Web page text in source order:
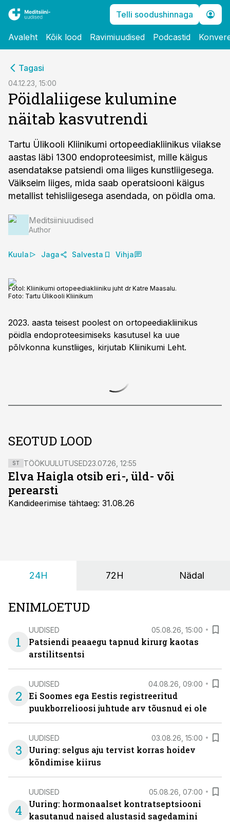
Telli soodushinnaga
Avaleht Kõik lood Ravimiuudised Podcastid
Tagasi
04.12.23, 15:00
Pöidlaliigese kulumine
näitab kasvutrendi
Tartu Ülikooli Kliinikumi ortopeediakliinikus viiakse
aastas läbi 1300 endoproteesimist, mille käigus
asendatakse patsiendi oma liiges kunstliigesega.
Väikseim liiges, mida saab operatsiooni käigus
metallist tehisliigesega asendada, on pöidla oma.
Meditsiiniuudised
Author
Kuula Jaga Salvesta Vihja
Fotol: Kliinikumi ortopeediakliiniku juht dr Katre Maasalu.
Foto: Tartu Ülikooli Kliinikum
2023. aasta teisest poolest on ortopeediakliinikus
pöidla endoproteesimiseks kasutusel ka uue
põlvkonna kunstliiges, kirjutab Kliinikumi Leht.
SEOTUD LOOD
ST TÖÖKUULUTUSED23.07.26, 12:55
Elva Haigla otsib eri-, üld- või
perearsti
Kandideerimise tähtaeg: 31.08.26
24H 72H Nädal
ENIMLOETUD
1
UUDISED 05.08.26, 15:00
Patsiendi peaaegu tapnud kirurg kaotas
arstilitsentsi
2
UUDISED 04.08.26, 09:00
Ei Soomes ega Eestis registreeritud
puukborrelioosi juhtude arv tõusnud ei ole
3
UUDISED 03.08.26, 15:00
Uuring: selgus aju tervist korras hoidev
kõndimise kiirus
4
UUDISED 05.08.26, 07:00
Uuring: hormonaalset kontratseptsiooni
kasutanud naised alustasid sagedamini